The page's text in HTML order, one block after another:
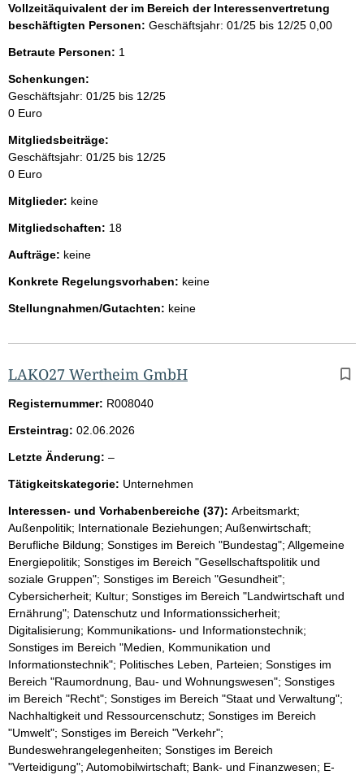
Vollzeitäquivalent der im Bereich der Interessenvertretung
beschäftigten Personen: Geschäftsjahr: 01/25 bis 12/25 0,00
Betraute Personen: 1
Schenkungen:
Geschäftsjahr: 01/25 bis 12/25
0 Euro
Mitgliedsbeiträge:
Geschäftsjahr: 01/25 bis 12/25
0 Euro
Mitglieder: keine
Mitgliedschaften: 18
Aufträge: keine
Konkrete Regelungsvorhaben: keine
Stellungnahmen/Gutachten: keine
LAKO27 Wertheim GmbH
Registernummer: R008040
Ersteintrag: 02.06.2026
Letzte Änderung: –l
e
r
Tätigkeitskategorie: Unternehmen
Interessen- und Vorhabenbereiche (37): Arbeitsmarkt;
Außenpolitik; Internationale Beziehungen; Außenwirtschaft;
Berufliche Bildung; Sonstiges im Bereich "Bundestag"; Allgemeine
Energiepolitik; Sonstiges im Bereich "Gesellschaftspolitik und
soziale Gruppen"; Sonstiges im Bereich "Gesundheit";
Cybersicherheit; Kultur; Sonstiges im Bereich "Landwirtschaft und
Ernährung"; Datenschutz und Informationssicherheit;
Digitalisierung; Kommunikations- und Informationstechnik;
Sonstiges im Bereich "Medien, Kommunikation und
Informationstechnik"; Politisches Leben, Parteien; Sonstiges im
Bereich "Raumordnung, Bau- und Wohnungswesen"; Sonstiges
im Bereich "Recht"; Sonstiges im Bereich "Staat und Verwaltung";
Nachhaltigkeit und Ressourcenschutz; Sonstiges im Bereich
"Umwelt"; Sonstiges im Bereich "Verkehr";
Bundeswehrangelegenheiten; Sonstiges im Bereich
"Verteidigung"; Automobilwirtschaft; Bank- und Finanzwesen; E-